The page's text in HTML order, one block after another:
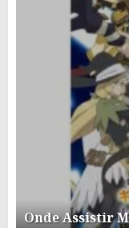
Onde Assistir